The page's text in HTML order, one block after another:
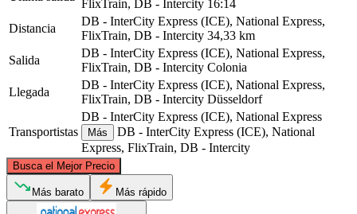
FlixTrain, DB - Intercity 16:14
Distancia
DB - InterCity Express (ICE), National Express,
FlixTrain, DB - Intercity 34,33 km
Salida
DB - InterCity Express (ICE), National Express,
FlixTrain, DB - Intercity Colonia
Llegada
DB - InterCity Express (ICE), National Express,
FlixTrain, DB - Intercity Düsseldorf
Transportistas
DB - InterCity Express (ICE), National Express
Más
DB - InterCity Express (ICE), National
Express, FlixTrain, DB - Intercity
Busca el Mejor Precio
Düsseldorf
©CARTO, ©OpenStreetMap
Más barato Más rápido